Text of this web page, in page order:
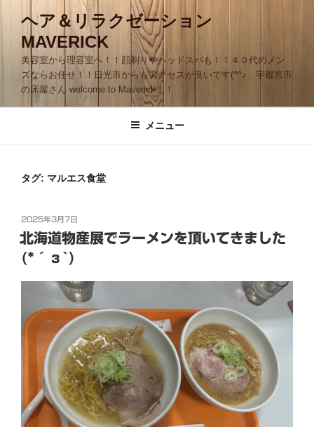
ス
ヘア＆リラクゼーション
MAVERICK
美容室から理容室へ！！顔剃りやヘッドスパも！！４０代のメン
ズならお任せ！！日光市からもアクセスが良いです(^^♪ 宇都宮市
の床屋さん welcome to Maverick！！
メニュー
タグ: マルエス食堂
投
稿
日:
2025年3月7日
北海道物産展でラーメンを頂いてきました
(*´з`)